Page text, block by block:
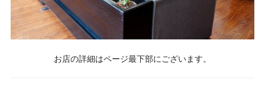
お店の詳細はページ最下部にございます。